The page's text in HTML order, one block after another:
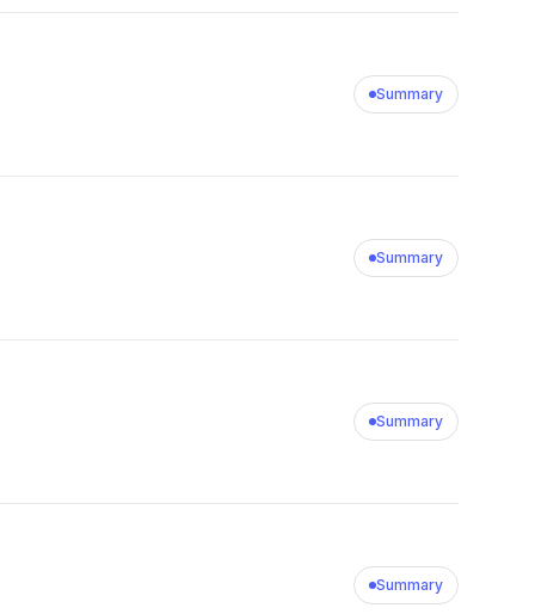
Summary
Summary
Summary
Summary